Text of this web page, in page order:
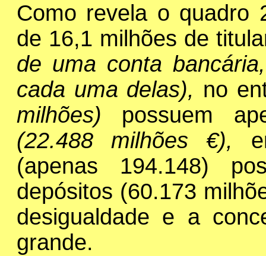
Como revela o quadro
de 16,1 milhões de
de uma conta
cada uma delas), no
milhões) possuem
(22.488 milhões €),
(apenas 194.148)
depósitos (60.173
desigualdade e a
grande.